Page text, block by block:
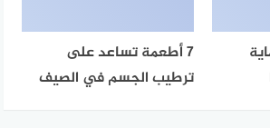
7 أطعمة تساعد على
ترطيب الجسم في الصيف